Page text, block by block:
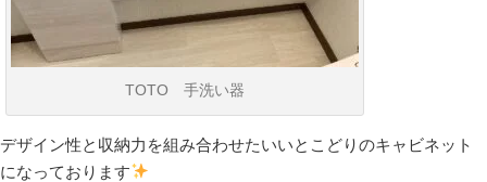
TOTO 手洗い器
デザイン性と収納力を組み合わせたいいとこどりのキャビネット
になっております